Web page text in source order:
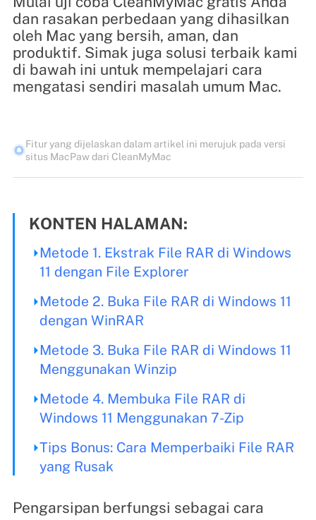
dan rasakan perbedaan yang dihasilkan
oleh Mac yang bersih, aman, dan
produktif. Simak juga solusi terbaik kami
di bawah ini untuk mempelajari cara
mengatasi sendiri masalah umum Mac.
Fitur yang dijelaskan dalam artikel ini merujuk pada versi
situs MacPaw dari CleanMyMac
KONTEN HALAMAN:
Metode 1. Ekstrak File RAR di Windows
11 dengan File Explorer
Metode 2. Buka File RAR di Windows 11
dengan WinRAR
Metode 3. Buka File RAR di Windows 11
Menggunakan Winzip
Metode 4. Membuka File RAR di
Windows 11 Menggunakan 7-Zip
Tips Bonus: Cara Memperbaiki File RAR
yang Rusak
Pengarsipan berfungsi sebagai cara